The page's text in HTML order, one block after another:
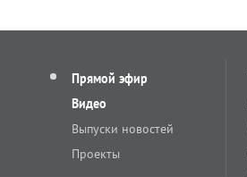
Прямой эфир
Видео
Выпуски новостей
Проекты